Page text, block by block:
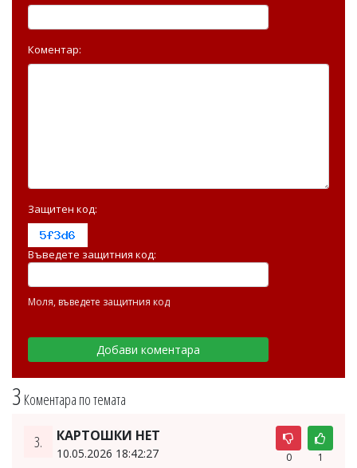
3 Коментара по темата
3. КАРТОШКИ НЕТ
10.05.2026 18:42:27 0 1
Коментар:
Защитен код:
Въведете защитния код:
Моля, въведете защитния код